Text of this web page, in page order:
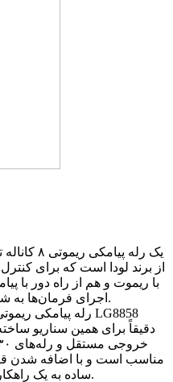
از برند لودا است که برای
با ریموت و هم از راه دور با
اجرای فرمان‌ها به شکل زمان‌بندی‌شده را فراهم می‌کند.
مناسب است و با اضافه شدن
ساده به یک راهکار اتوماسیون حرفه‌ای تبدیل می‌شود.